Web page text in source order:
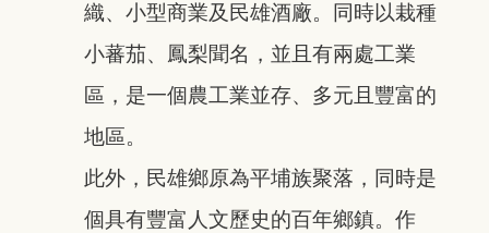
織、小型商業及民雄酒廠。同時以栽種
小蕃茄、鳳梨聞名，並且有兩處工業
區，是一個農工業並存、多元且豐富的
地區。
此外，民雄鄉原為平埔族聚落，同時是
個具有豐富人文歷史的百年鄉鎮。作